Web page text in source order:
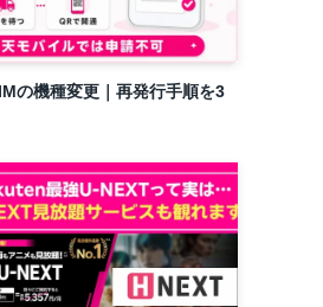
の機種変更｜再発行手順を3